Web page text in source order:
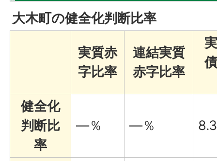
大木町の健全化判断比率
実質赤
字比率
連結実質
赤字比率
健全化
判断比
率
—％ —％